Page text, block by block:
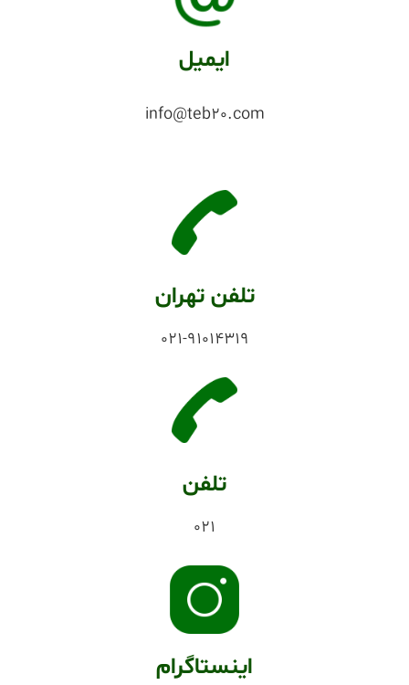
ایمیل
info@teb20.com
تلفن تهران
021-91014319
تلفن
021
اینستاگرام